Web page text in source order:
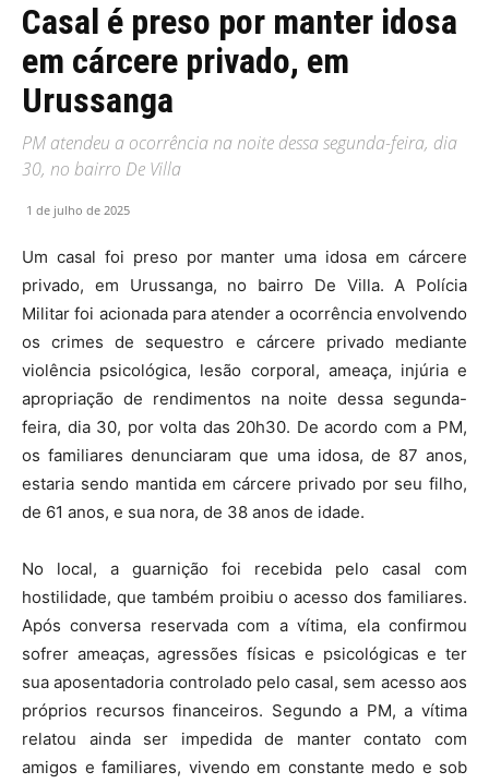
Casal é preso por manter idosa
em cárcere privado, em
Urussanga
PM atendeu a ocorrência na noite dessa segunda-feira, dia
30, no bairro De Villa
1 de julho de 2025
Um casal foi preso por manter uma idosa em cárcere
privado, em Urussanga, no bairro De Villa. A Polícia
Militar foi acionada para atender a ocorrência envolvendo
os crimes de sequestro e cárcere privado mediante
violência psicológica, lesão corporal, ameaça, injúria e
apropriação de rendimentos na noite dessa segunda-
feira, dia 30, por volta das 20h30. De acordo com a PM,
os familiares denunciaram que uma idosa, de 87 anos,
estaria sendo mantida em cárcere privado por seu filho,
de 61 anos, e sua nora, de 38 anos de idade.
No local, a guarnição foi recebida pelo casal com
hostilidade, que também proibiu o acesso dos familiares.
Após conversa reservada com a vítima, ela confirmou
sofrer ameaças, agressões físicas e psicológicas e ter
sua aposentadoria controlado pelo casal, sem acesso aos
próprios recursos financeiros. Segundo a PM, a vítima
relatou ainda ser impedida de manter contato com
amigos e familiares, vivendo em constante medo e sob